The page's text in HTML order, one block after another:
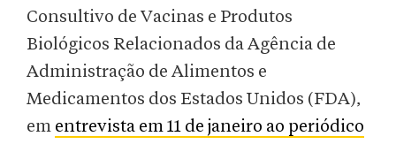
Consultivo de Vacinas e Produtos
Biológicos Relacionados da Agência de
Administração de Alimentos e
Medicamentos dos Estados Unidos (FDA),
em entrevista em 11 de janeiro ao periódico